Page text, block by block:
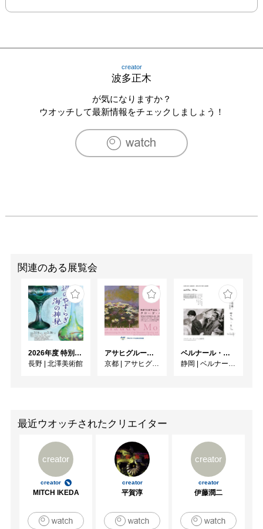
creator
波多正木
が気になりますか？
ウオッチして最新情報をチェックしましょう！
関連のある展覧会
2026年度 特別展「ガレとドーム、アール･ヌーヴォーのガラス 水辺のやすらぎ、海の神秘」
長野 | 北澤美術館
アサヒグループ大山崎山荘美術館 開館30周年記念展「没後100年 クロード・モネ」
京都 | アサヒグループ大山崎山荘美術館
ベルナール・ビュフェと写真 ーカメラがとらえたビュフェとその時代、そして21 世紀へ
静岡 | ベルナール・ビュフェ美術館
最近ウオッチされたクリエイター
creator
creator
MITCH IKEDA
creator
平賀淳
creator
creator
伊藤潤二